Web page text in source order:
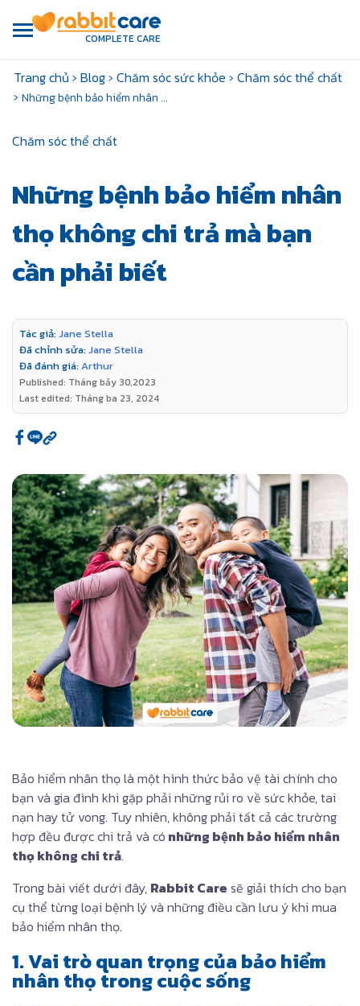
COMPLETE CARE
Trang chủ › Blog› Chăm sóc sức khỏe › Chăm sóc thể chất
› Những bệnh bảo hiểm nhân ...
Chăm sóc thể chất
Những bệnh bảo hiểm nhân
thọ không chi trả mà bạn
cần phải biết
Tác giả:Jane Stella
Đã chỉnh sửa:Jane Stella
Đã đánh giá:Arthur
Published: Tháng bảy 30,2023
Last edited: Tháng ba 23, 2024
Bảo hiểm nhân thọ là một hình thức bảo vệ tài chính cho
bạn và gia đình khi gặp phải những rủi ro về sức khỏe, tai
nạn hay tử vong. Tuy nhiên, không phải tất cả các trường
hợp đều được chi trả và có những bệnh bảo hiểm nhân
thọ không chi trả.
Trong bài viết dưới đây, Rabbit Care sẽ giải thích cho bạn
cụ thể từng loại bệnh lý và những điều cần lưu ý khi mua
bảo hiểm nhân thọ.
1. Vai trò quan trọng của bảo hiểm
nhân thọ trong cuộc sống